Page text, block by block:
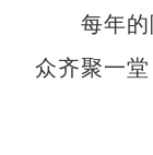
每年的除
众齐聚一堂